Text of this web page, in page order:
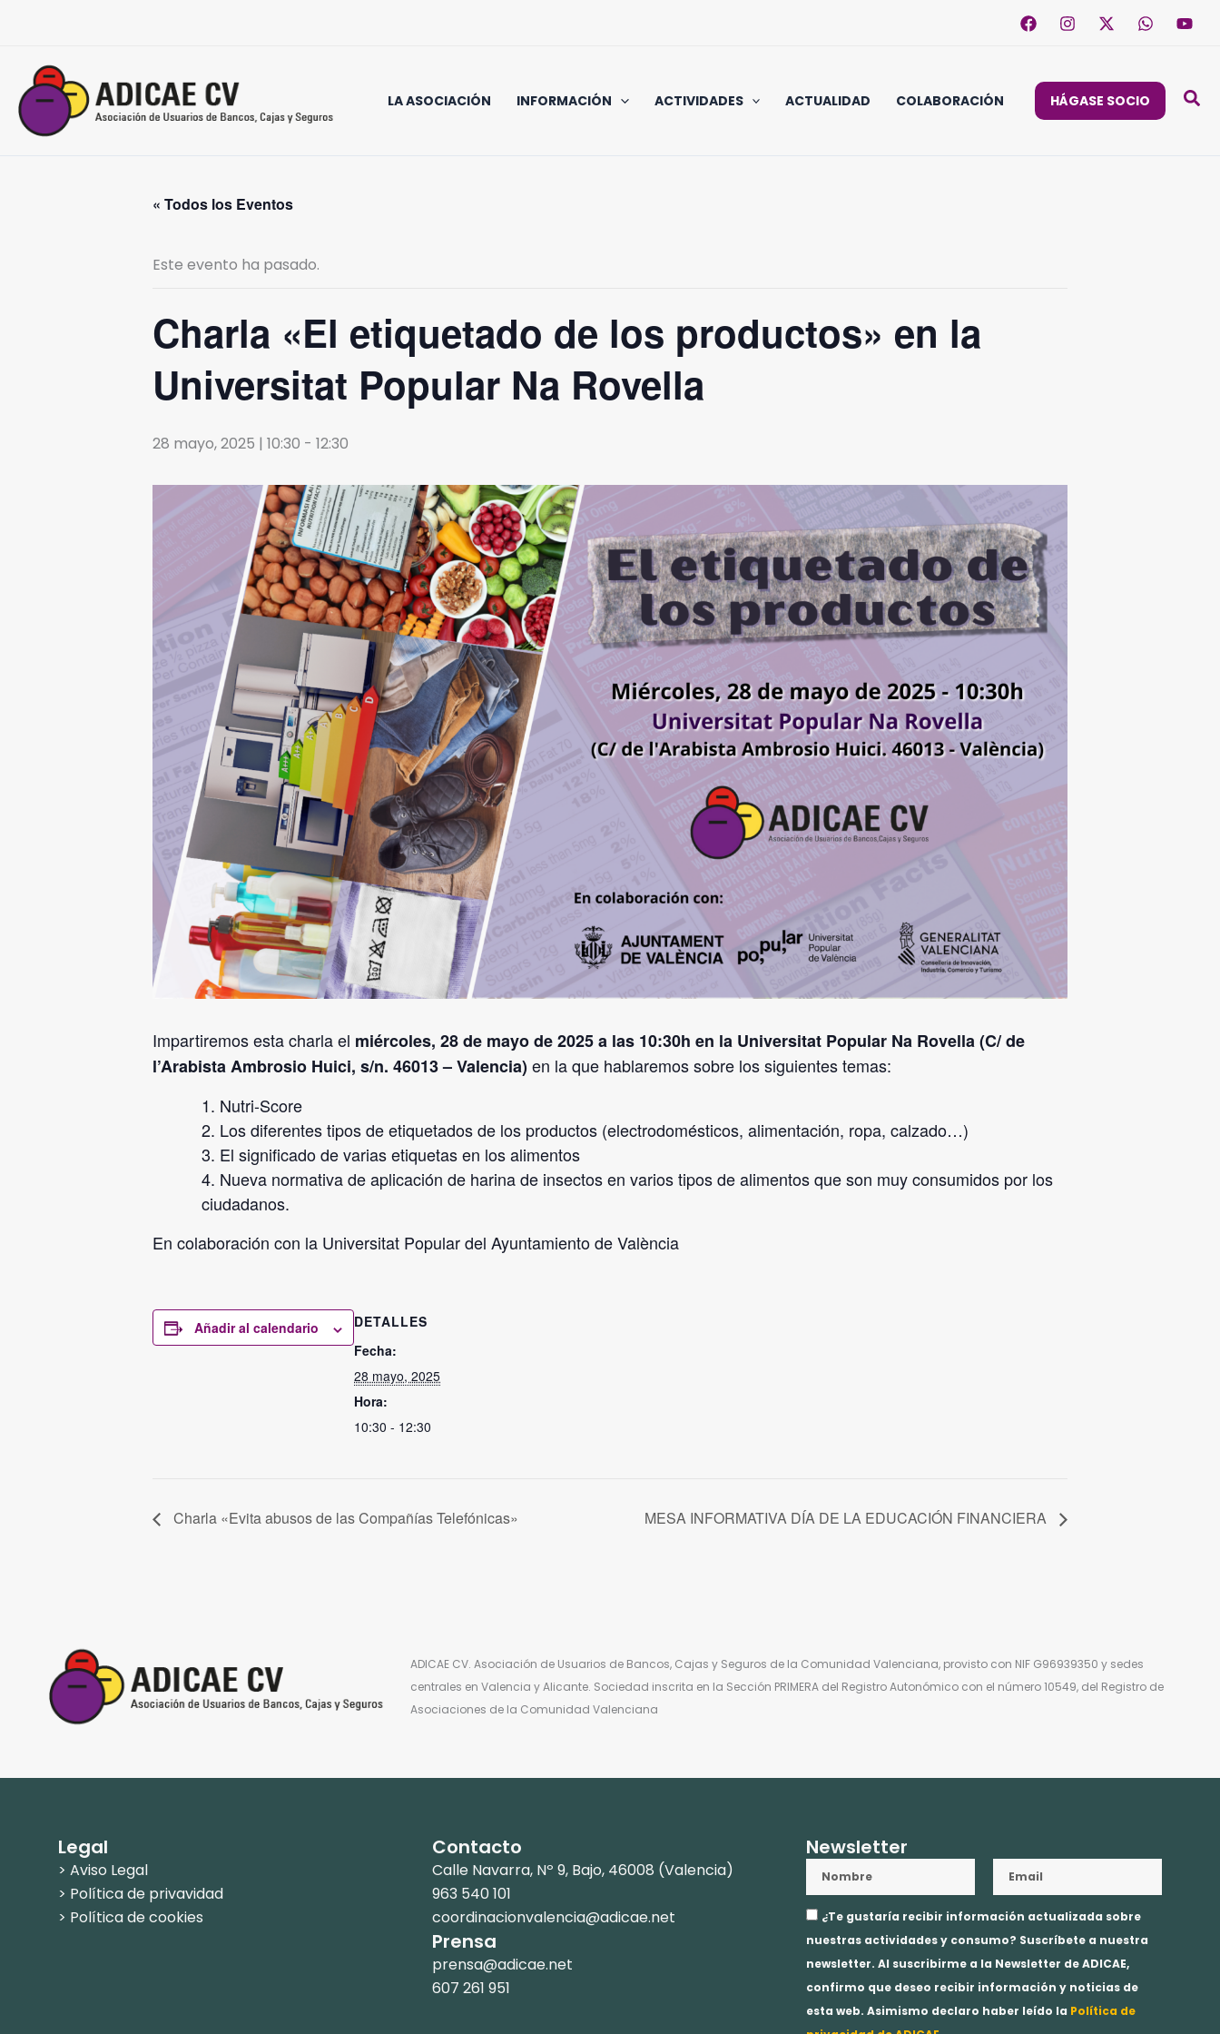
LA ASOCIACIÓN INFORMACIÓN ACTIVIDADES ACTUALIDAD COLABORACIÓN HÁGASE SOCIO
« Todos los Eventos
Este evento ha pasado.
Charla «El etiquetado de los productos» en la
Universitat Popular Na Rovella
28 mayo, 2025 | 10:30 - 12:30
Impartiremos esta charla el miércoles, 28 de mayo de 2025 a las 10:30h en la Universitat Popular Na Rovella (C/ de
l’Arabista Ambrosio Huici, s/n. 46013 – Valencia)en la que hablaremos sobre los siguientes temas:
Nutri-Score
Los diferentes tipos de etiquetados de los productos (electrodomésticos, alimentación, ropa, calzado…)
El significado de varias etiquetas en los alimentos
Nueva normativa de aplicación de harina de insectos en varios tipos de alimentos que son muy consumidos por los
ciudadanos.
En colaboración con la Universitat Popular del Ayuntamiento de València
Añadir al calendario
DETALLES
Fecha:
28 mayo, 2025
Hora:
10:30 - 12:30
Charla «Evita abusos de las Compañías Telefónicas» MESA INFORMATIVA DÍA DE LA EDUCACIÓN FINANCIERA
ADICAE CV. Asociación de Usuarios de Bancos, Cajas y Seguros de la Comunidad Valenciana, provisto con NIF G96939350 y sedes
centrales en Valencia y Alicante. Sociedad inscrita en la Sección PRIMERA del Registro Autonómico con el número 10549, del Registro de
Asociaciones de la Comunidad Valenciana
Legal
> Aviso Legal
> Política de privavidad
> Política de cookies
Contacto
Calle Navarra, Nº 9, Bajo, 46008 (Valencia)
963 540 101
coordinacionvalencia@adicae.net​
Prensa
prensa@adicae.net
607 261 951
Newsletter
Aceptación
¿Te gustaría recibir información actualizada sobre
nuestras actividades y consumo? Suscríbete a nuestra
newsletter. Al suscribirme a la Newsletter de ADICAE,
confirmo que deseo recibir información y noticias de
esta web. Asimismo declaro haber leído la Política de